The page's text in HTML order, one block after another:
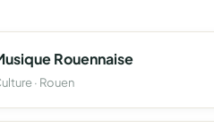
Rouennaise
· Rouen